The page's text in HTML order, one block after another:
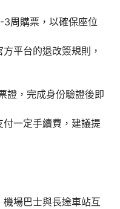
周購票，以確保座位
平台的退改簽規則，
證，完成身份驗證後即
一定手續費，建議提
場巴士與長途車站互